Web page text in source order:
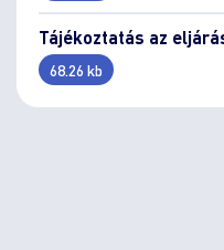
Tájékoztatás az
68.26 kb